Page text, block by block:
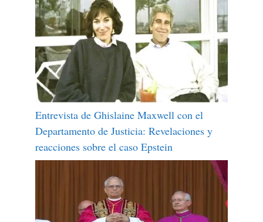
Entrevista de Ghislaine Maxwell con el
Departamento de Justicia: Revelaciones y
reacciones sobre el caso Epstein